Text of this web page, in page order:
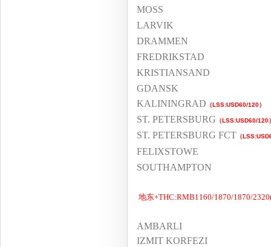
MOSS
LARVIK
DRAMMEN
FREDRIKSTAD
KRISTIANSAND
GDANSK
KALININGRAD （LSS:USD60/120）
ST. PETERSBURG （LSS:USD60/120
ST. PETERSBURG FCT （
FELIXSTOWE
SOUTHAMPTON
地东+THC:RMB1160/1870/1870/
AMBARLI
IZMIT KORFEZI